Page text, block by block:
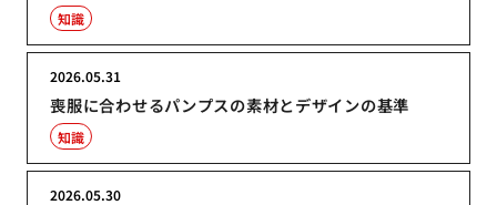
知識
喪服に合わせるパンプスの素材とデザインの基準
2026.05.31
知識
2026.05.30